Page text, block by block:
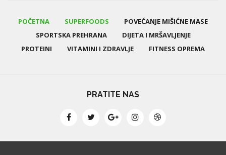
POČETNA SUPERFOODS
POVEĆANJE MIŠIĆNE MASE
SPORTSKA PREHRANA
DIJETA I MRŠAVLJENJE
PROTEINI
VITAMINI I ZDRAVLJE FITNESS OPREMA
PRATITE NAS